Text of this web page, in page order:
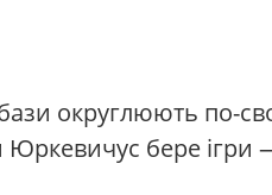
бази округлюють по-
бере ігри